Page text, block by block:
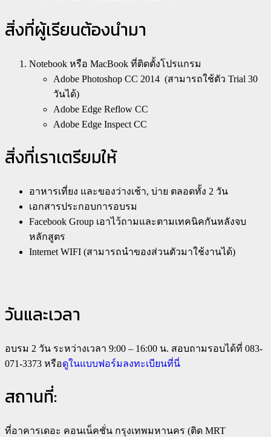
สิ่งที่ผู้เรียนต้องนำมา
Notebook หรือ MacBook ที่ติดตั้งโปรแกรม
Adobe Photoshop CC 2014 (สามารถใช้ตัว Trial 30
วันได้)
Adobe Edge Reflow CC
Adobe Edge Inspect CC
สิ่งที่เราเตรียมให้
อาหารเที่ยง และของว่างเช้า, บ่าย ตลอดทั้ง 2 วัน
เอกสารประกอบการอบรม
Facebook Group เอาไว้ถามและตามเทคนิคกันหลังจบ
หลักสูตร
Internet WIFI (สามารถนำของส่วนตัวมาใช้งานได้)
วันและเวลา
อบรม 2 วัน ระหว่างเวลา 9:00 – 16:00 น. สอบถามรอบได้ที่ 083-
071-3373 หรือดูในแบบฟอร์มลงทะเบียนที่นี่
สถานที่:
ที่อาคารเดอะ คอนเน็คชั่น กรุงเทพมหานคร (ติด MRT